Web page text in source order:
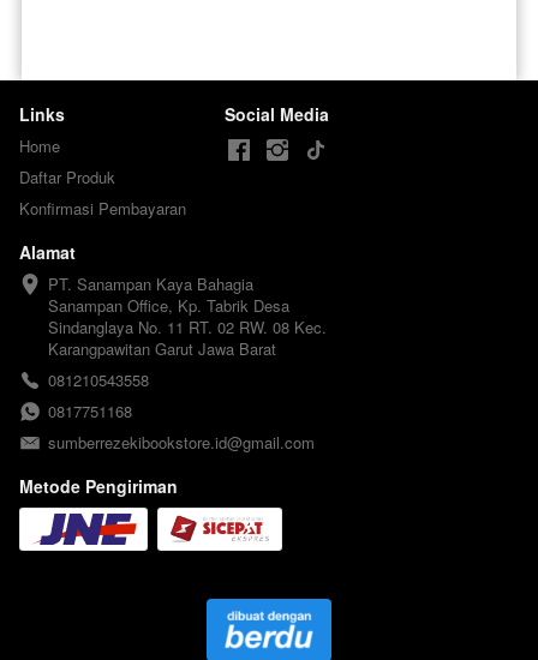
Links
Home
Daftar Produk
Konfirmasi Pembayaran
Social Media
Alamat
PT. Sanampan Kaya Bahagia
Sanampan Office, Kp. Tabrik Desa
Sindanglaya No. 11 RT. 02 RW. 08 Kec.
Karangpawitan Garut Jawa Barat
081210543558
0817751168
sumberrezekibookstore.id@gmail.com
Metode Pengiriman